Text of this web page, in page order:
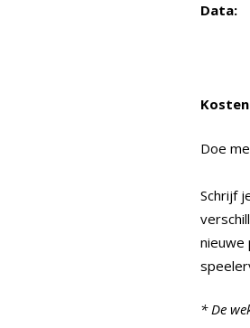
Data:
Doe
Schrijf
nieuwe
* De